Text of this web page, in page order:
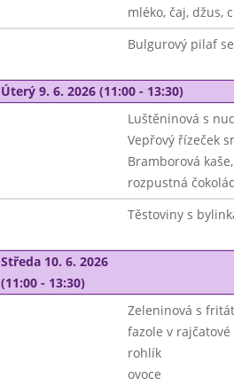
mléko, čaj, džus,
Bulgurový pilaf
Úterý 9. 6. 2026 (11:00 - 13:30)
Luštěninová s
Vepřový řízeček
Bramborová
rozpustná
Těstoviny s
Středa 10. 6. 2026
(11:00 - 13:30)
Zeleninová s
fazole v
rohlík
ovoce